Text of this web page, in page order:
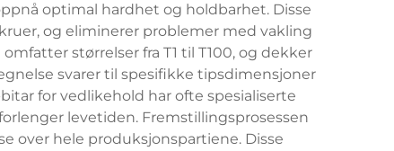
optimal hardhet og holdbarhet. Disse
og eliminerer problemer med vakling
størrelser fra T1 til T100, og dekker
svarer til spesifikke tipsdimensjoner
for vedlikehold har ofte spesialiserte
levetiden. Fremstillingsprosessen
over hele produksjonspartiene. Disse